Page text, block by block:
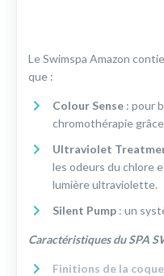
Le Swimspa Amazon
que :
Colour Sense : pour
chromothérapie
Ultraviolet
les odeurs du chlore
lumière ultraviolette.
Silent Pump : un
Caractéristiques du SPA
Finitions de la